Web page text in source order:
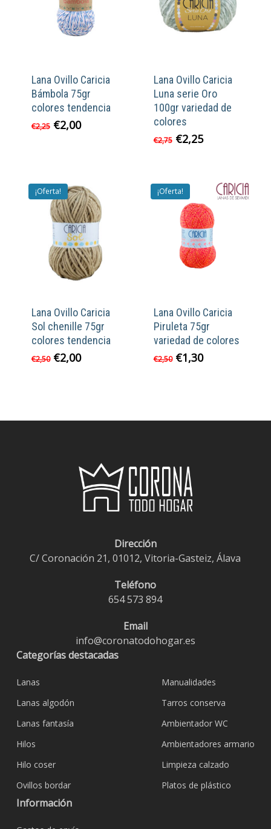
Lana Ovillo Caricia
Bámbola 75gr
colores tendencia
€2,25 El
€2,00El
Lana Ovillo Caricia
Luna serie Oro
100gr variedad de
colores
€2,75 El
€2,75.
€2,25El
€2,25.
¡Oferta!
Lana Ovillo Caricia
Sol chenille 75gr
colores tendencia
€2,50 El
€2,00El
¡Oferta!
Lana Ovillo Caricia
Piruleta 75gr
variedad de colores
€2,50 El
€1,30El
Dirección
C/ Coronación 21, 01012, Vitoria-Gasteiz, Álava
Teléfono
654 573 894
Email
info@coronatodohogar.es
Categorías destacadas
Lanas
Lanas algodón
Lanas fantasía
Hilos
Hilo coser
Ovillos bordar
Manualidades
Tarros conserva
Ambientador WC
Ambientadores armario
Limpieza calzado
Platos de plástico
Información